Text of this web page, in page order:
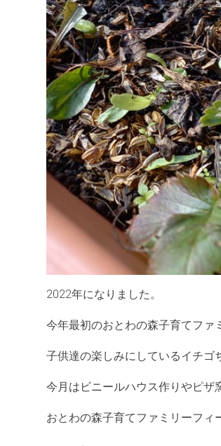
2022年になりました。
今年最初のおとわの森子育てファ
子供達の楽しみにしているイチゴ
今月はビニールハウス作りやピザ
おとわの森子育てファミリーフィ